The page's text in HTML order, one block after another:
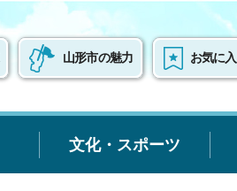
山形市の魅力 お気に
文化・スポーツ